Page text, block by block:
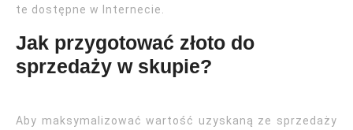
te dostępne w Internecie.
Jak przygotować złoto do
sprzedaży w skupie?
Aby maksymalizować wartość uzyskaną ze sprzedaży